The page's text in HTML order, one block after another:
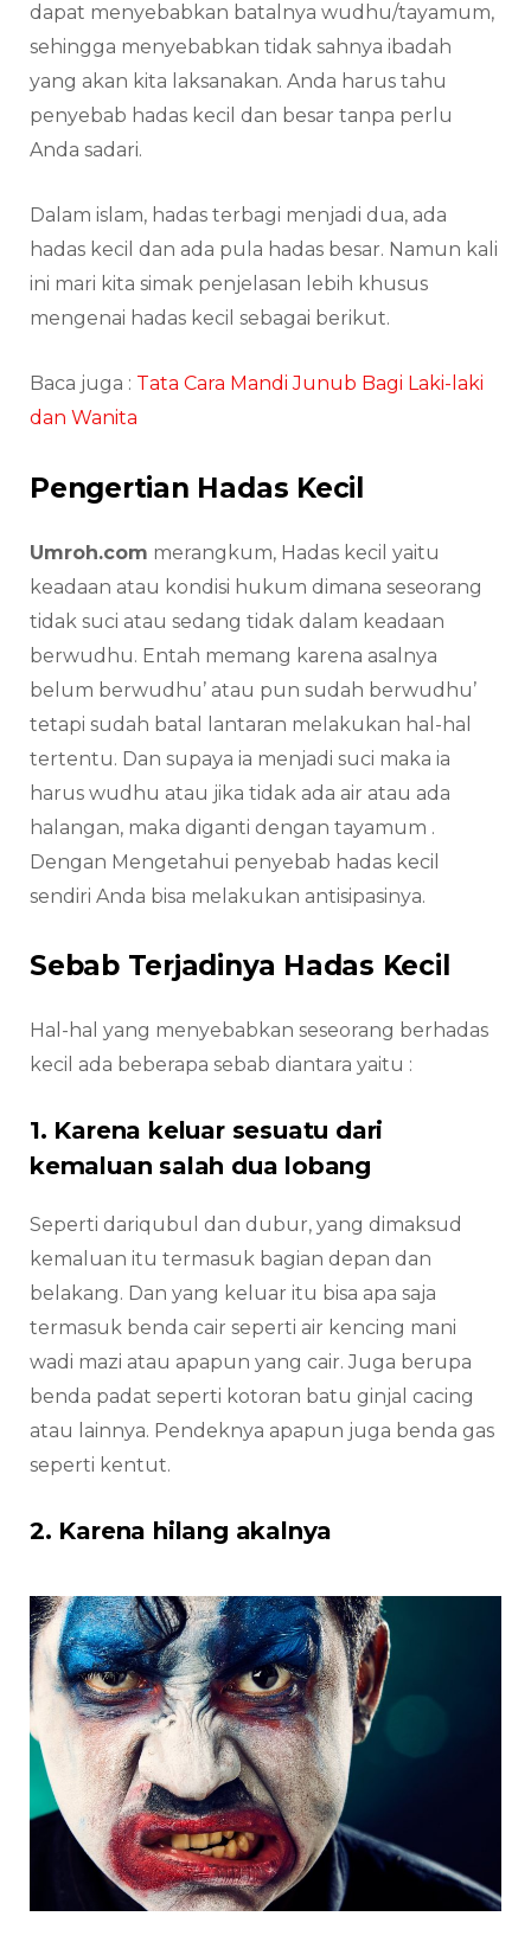
dapat menyebabkan batalnya wudhu/tayamum,
sehingga menyebabkan tidak sahnya ibadah
yang akan kita laksanakan. Anda harus tahu
penyebab hadas kecil dan besar tanpa perlu
Anda sadari.
Dalam islam, hadas terbagi menjadi dua, ada
hadas kecil dan ada pula hadas besar. Namun kali
ini mari kita simak penjelasan lebih khusus
mengenai hadas kecil sebagai berikut.
Baca juga : Tata Cara Mandi Junub Bagi Laki-laki
dan Wanita
Pengertian Hadas Kecil
Umroh.com merangkum, Hadas kecil yaitu
keadaan atau kondisi hukum dimana seseorang
tidak suci atau sedang tidak dalam keadaan
berwudhu. Entah memang karena asalnya
belum berwudhu’ atau pun sudah berwudhu’
tetapi sudah batal lantaran melakukan hal-hal
tertentu. Dan supaya ia menjadi suci maka ia
harus wudhu atau jika tidak ada air atau ada
halangan, maka diganti dengan tayamum .
Dengan Mengetahui penyebab hadas kecil
sendiri Anda bisa melakukan antisipasinya.
Sebab Terjadinya Hadas Kecil
Hal-hal yang menyebabkan seseorang berhadas
kecil ada beberapa sebab diantara yaitu :
1. Karena keluar sesuatu dari
kemaluan salah dua lobang
Seperti dariqubul dan dubur, yang dimaksud
kemaluan itu termasuk bagian depan dan
belakang. Dan yang keluar itu bisa apa saja
termasuk benda cair seperti air kencing mani
wadi mazi atau apapun yang cair. Juga berupa
benda padat seperti kotoran batu ginjal cacing
atau lainnya. Pendeknya apapun juga benda gas
seperti kentut.
2. Karena hilang akalnya